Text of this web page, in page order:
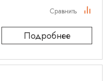
Подробнее
Сравнить